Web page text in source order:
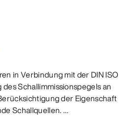
in Verbindung mit der DIN ISO
Schallimmissionspegels an
der Eigenschaft
von WEA als hochliegende Schallquellen. …